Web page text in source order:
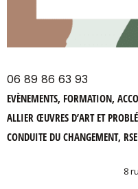
06 89 86 63 93
EVÈNEMENTS, FORMATION,
ALLIER ŒUVRES D’ART ET
CONDUITE DU CHANGEMENT,
8